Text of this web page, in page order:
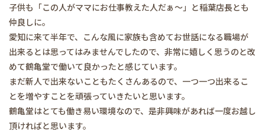
子供も「この人がママにお仕事教えた人だぁ～」と稲葉店長とも
仲良しに。
愛知に来て半年で、こんな風に家族も含めてお世話になる職場が
出来るとは思ってはみませんでしたので、非常に嬉しく思うのと改
めて鶴亀堂で働いて良かったと感じています。
まだ新人で出来ないこともたくさんあるので、一つ一つ出来るこ
とを増やすことを頑張っていきたいと思います。
鶴亀堂はとても働き易い環境なので、是非興味があれば一度お越し
頂ければと思います。